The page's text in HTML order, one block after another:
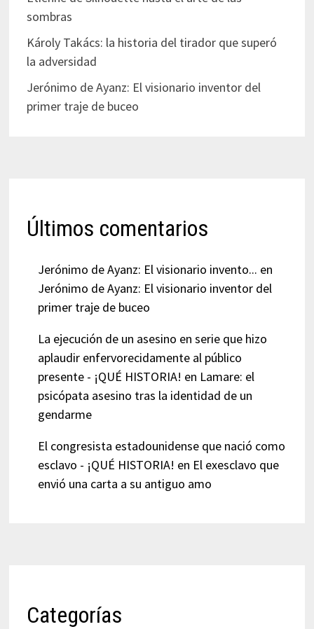
sombras
Károly Takács: la historia del tirador que superó
la adversidad
Jerónimo de Ayanz: El visionario inventor del
primer traje de buceo
Últimos comentarios
Jerónimo de Ayanz: El visionario invento... en
Jerónimo de Ayanz: El visionario inventor del
primer traje de buceo
La ejecución de un asesino en serie que hizo
aplaudir enfervorecidamente al público
presente - ¡QUÉ HISTORIA! en Lamare: el
psicópata asesino tras la identidad de un
gendarme
El congresista estadounidense que nació como
esclavo - ¡QUÉ HISTORIA! en El exesclavo que
envió una carta a su antiguo amo
Categorías